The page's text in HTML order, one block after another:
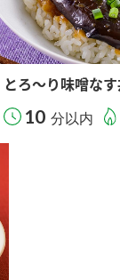
とろ～り味噌な
10 分以内